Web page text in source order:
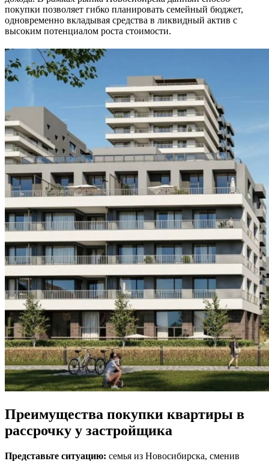
покупки позволяет гибко планировать семейный бюджет,
одновременно вкладывая средства в ликвидный актив с
высоким потенциалом роста стоимости.
Преимущества покупки квартиры в
рассрочку у застройщика
Представьте ситуацию: семья из Новосибирска, сменив